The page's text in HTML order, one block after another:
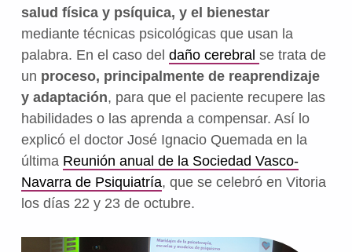
salud física y psíquica, y el bienestar
mediante técnicas psicológicas que usan la
palabra. En el caso del daño cerebral se trata de
un proceso, principalmente de reaprendizaje
y adaptación, para que el paciente recupere las
habilidades o las aprenda a compensar. Así lo
explicó el doctor José Ignacio Quemada en la
última Reunión anual de la Sociedad Vasco-
Navarra de Psiquiatría, que se celebró en Vitoria
los días 22 y 23 de octubre.